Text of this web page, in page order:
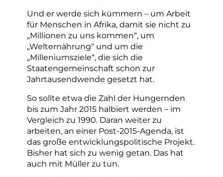
Und er werde sich kümmern – um Arbeit
für Menschen in Afrika, damit sie nicht zu
„Millionen zu uns kommen“, um
„Welternährung“ und um die
„Milleniumsziele“, die sich die
Staatengemeinschaft schon zur
Jahrtausendwende gesetzt hat.
So sollte etwa die Zahl der Hungernden
bis zum Jahr 2015 halbiert werden – im
Vergleich zu 1990. Daran weiter zu
arbeiten, an einer Post-2015-Agenda, ist
das große entwicklungspolitische Projekt.
Bisher hat sich zu wenig getan. Das hat
auch mit Müller zu tun.